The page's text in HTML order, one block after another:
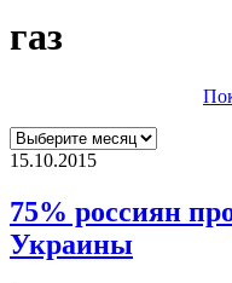
газ
15.10.2015
75% россиян
Украины